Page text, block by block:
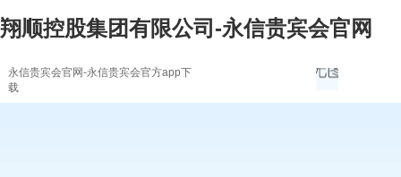
翔顺控股集团有限公司-永信贵宾会官网
永信贵宾会官网-永信贵宾会官方app下
载